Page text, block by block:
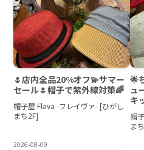
🌷店内全品20%オフ💫サマー
セール🌷帽子で紫外線対策🌈
帽子屋 Flava -フレイヴァ- [ひがし
まち2F]
🌟
ュ
キ
帽
ま
2026-08-09